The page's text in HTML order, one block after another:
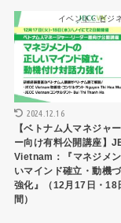
イベント・ビジ
2024.12.16
【ベトナム人マネジャ
ー向け有料公開講座】
Vietnam：『マネジメ
いマインド確立・動機
強化』（12月17日・18
間）